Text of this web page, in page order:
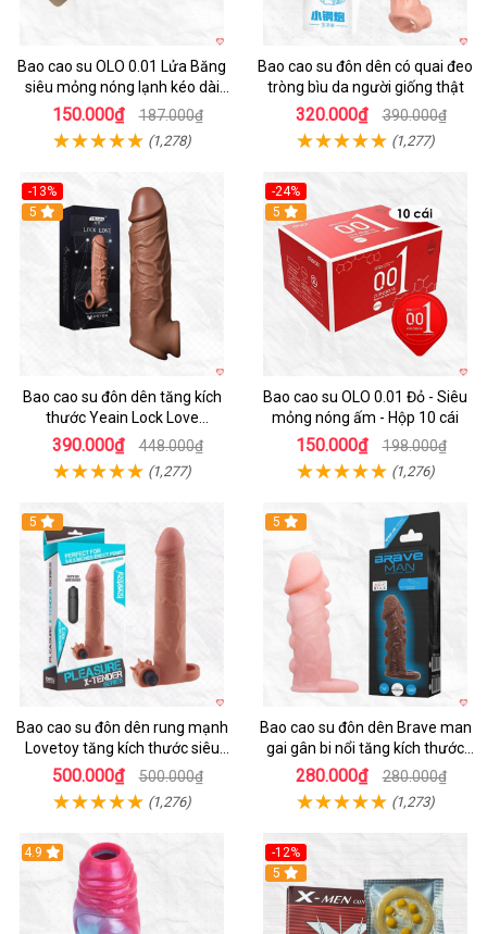
Bao cao su OLO 0.01 Lửa Băng
siêu mỏng nóng lạnh kéo dài
thời gian hộp 10
150.000₫ 187.000₫
(1,278)
Bao cao su đôn dên có quai đeo
tròng bìu da người giống thật
320.000₫ 390.000₫
(1,277)
-13%
5
Bao cao su đôn dên tăng kích
thước Yeain Lock Love
Raytheon
390.000₫ 448.000₫
(1,277)
-24%
Hot
5
Bao cao su OLO 0.01 Đỏ - Siêu
mỏng nóng ấm - Hộp 10 cái
150.000₫ 198.000₫
(1,276)
5
Bao cao su đôn dên rung mạnh
Lovetoy tăng kích thước siêu
phê
500.000₫ 500.000₫
(1,276)
5
Bao cao su đôn dên Brave man
gai gân bi nổi tăng kích thước
kéo dài thời gian
280.000₫ 280.000₫
(1,273)
4.9
-12%
Hot
5